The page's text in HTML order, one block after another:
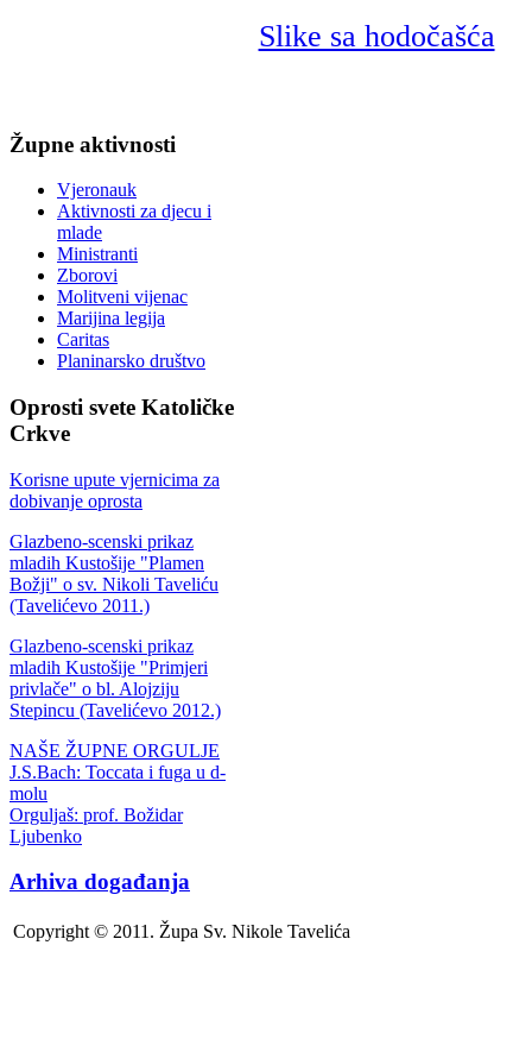
Slike sa hodočašća
Župne aktivnosti
Vjeronauk
Aktivnosti za djecu i
mlade
Ministranti
Zborovi
Molitveni vijenac
Marijina legija
Caritas
Planinarsko društvo
Oprosti svete Katoličke
Crkve
Korisne upute vjernicima za
dobivanje oprosta
Glazbeno-scenski prikaz
mladih Kustošije "Plamen
Božji" o sv. Nikoli Taveliću
(Tavelićevo 2011.)
Glazbeno-scenski prikaz
mladih Kustošije "Primjeri
privlače" o bl. Alojziju
Stepincu (Tavelićevo 2012.)
NAŠE ŽUPNE ORGULJE
J.S.Bach: Toccata i fuga u d-
molu
Orguljaš: prof. Božidar
Ljubenko
Arhiva događanja
Copyright © 2011. Župa Sv. Nikole Tavelića